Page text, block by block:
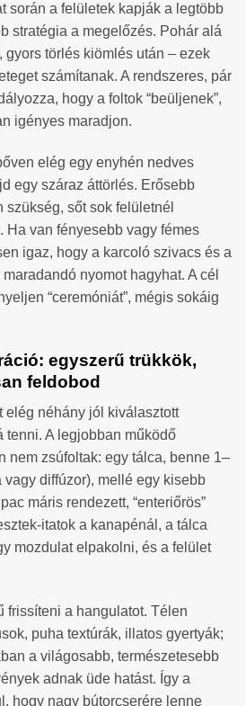
során a felületek kapják a legtöbb
stratégia a megelőzés. Pohár alá
gyors törlés kiömlés után – ezek
számítanak. A rendszeres, pár
hogy a foltok “beüljenek”,
igényes maradjon.
elég egy enyhén nedves
egy száraz áttörlés. Erősebb
sőt sok felületnél
Ha van fényesebb vagy fémes
igaz, hogy a karcoló szivacs és a
nyomot hagyhat. A cél
“ceremóniát”, mégis sokáig
egyszerű trükkök,
feldobod
elég néhány jól kiválasztott
tenni. A legjobban működő
nem zsúfoltak: egy tálca, benne 1–
diffúzor), mellé egy kisebb
máris rendezett, “enteriőrös”
itatok a kanapénál, a tálca
mozdulat elpakolni, és a felület
frissíteni a hangulatot. Télen
puha textúrák, illatos gyertyák;
a világosabb, természetesebb
adnak üde hatást. Így a
hogy nagy bútorcserére lenne